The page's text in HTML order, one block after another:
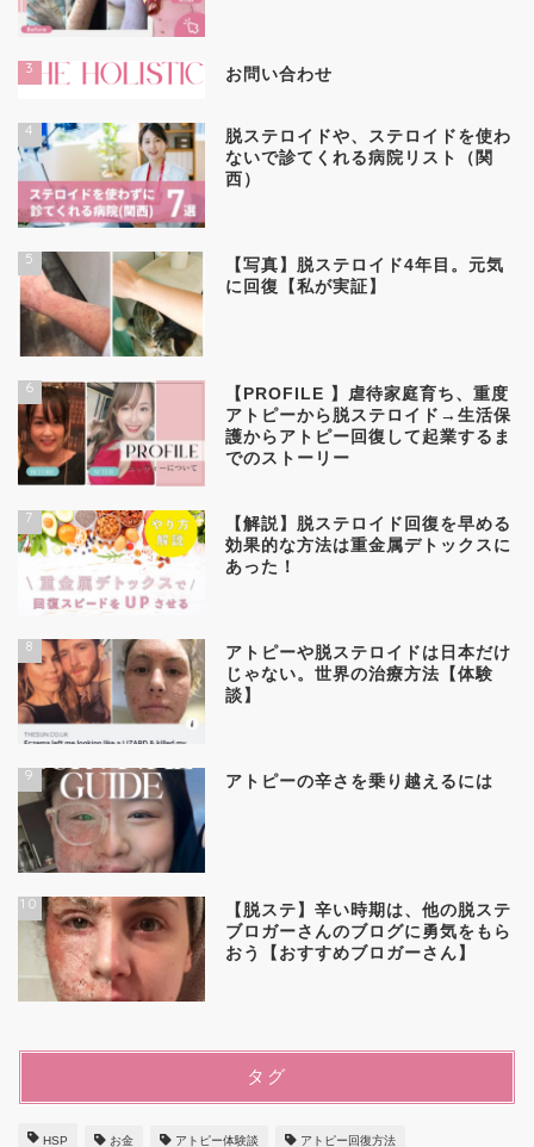
3 お問い合わせ
4
脱ステロイドや、ステロイドを使わ
ないで診てくれる病院リスト（関
西）
5
【写真】脱ステロイド4年目。元気
に回復【私が実証】
6
【PROFILE 】虐待家庭育ち、重度
アトピーから脱ステロイド→生活保
護からアトピー回復して起業するま
でのストーリー
7
【解説】脱ステロイド回復を早める
効果的な方法は重金属デトックスに
あった！
8
アトピーや脱ステロイドは日本だけ
じゃない。世界の治療方法【体験
談】
9 アトピーの辛さを乗り越えるには
10
【脱ステ】辛い時期は、他の脱ステ
ブロガーさんのブログに勇気をもら
おう【おすすめブロガーさん】
タグ
HSP お金 アトピー体験談 アトピー回復方法